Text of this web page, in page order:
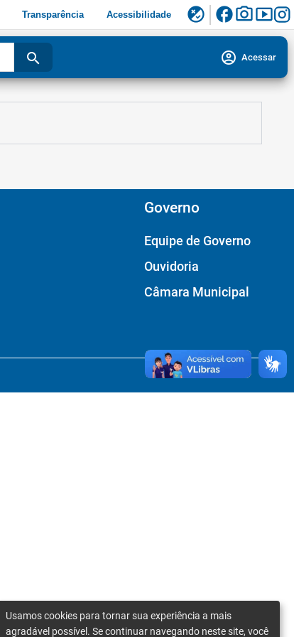
Transparência Acessibilidade flaky facebookphoto_camerasmart_display
search account_circle Acessar
Governo
Equipe de Governo
Ouvidoria
Câmara Municipal
Usamos cookies para tornar sua experiência a mais
agradável possível. Se continuar navegando neste site, você